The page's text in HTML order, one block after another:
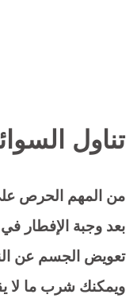
تناول
من المهم الحرص على
بعد وجبة الإفطار
تعويض الجسم عن